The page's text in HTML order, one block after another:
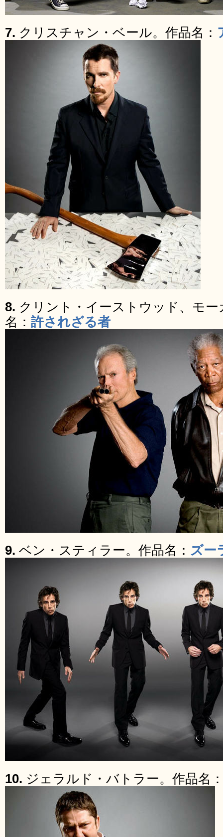
7. クリスチャン・ベール。作品名：
8. クリント・イーストウッド、モ
名： 許されざる者
9. ベン・スティラー。作品名： ズー
10. ジェラルド・バトラー。作品名